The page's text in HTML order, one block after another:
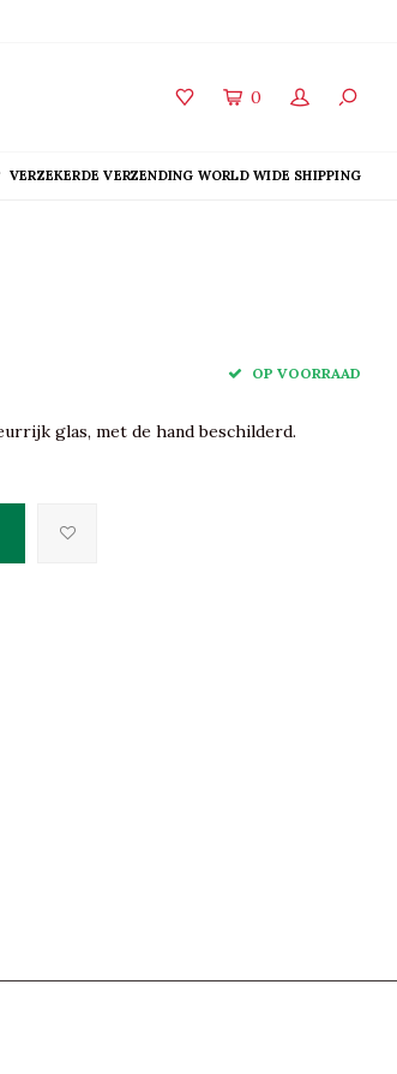
0
VERZEKERDE VERZENDING WORLD WIDE SHIPPING
OP VOORRAAD
glas, met de hand beschilderd.